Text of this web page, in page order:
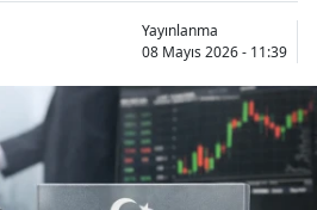
Yayınlanma
08 Mayıs 2026 - 11:39